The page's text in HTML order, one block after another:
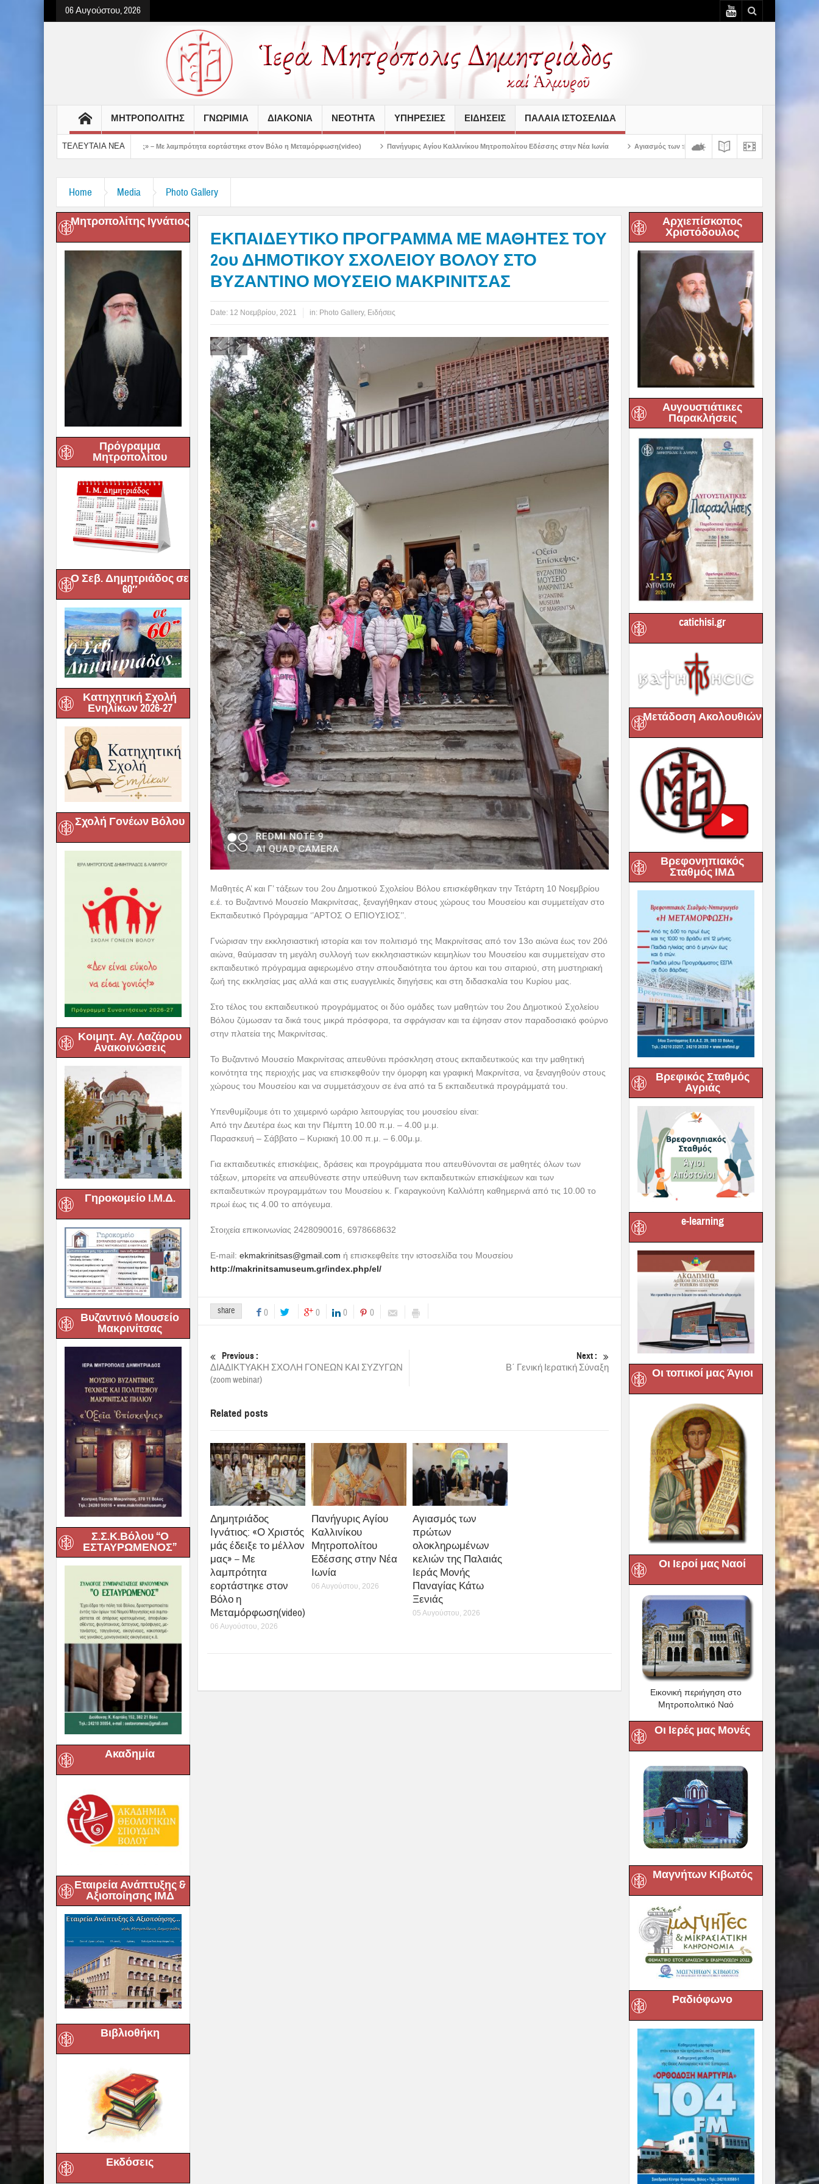
06 Αυγούστου, 2026
ΜΗΤΡΟΠΟΛΙΤΗΣ ΓΝΩΡΙΜΙΑ ΔΙΑΚΟΝΙΑ ΝΕΟΤΗΤΑ ΥΠΗΡΕΣΙΕΣ ΕΙΔΗΣΕΙΣ ΠΑΛΑΙΆ ΙΣΤΟΣΕΛΊΔΑ
ΤΕΛΕΥΤΑΙΑ ΝΕΑ
το μέλλον μας» – Με λαμπρότητα εορτάστηκε στον Βόλο η Μεταμόρφωση(video) Πανήγυρις Αγίου Καλλινίκου Μητροπολίτου Εδέσσης στην Νέα Ιωνία Αγιασμός των πρώτων ολοκληρωμένων κελιών της Παλαιάς Ιεράς Μονής
Home Media Photo Gallery
Μητροπολίτης Ιγνάτιος
Πρόγραμμα
Μητροπολίτου
Ο Σεβ. Δημητριάδος σε
60″
Κατηχητική Σχολή
Ενηλίκων 2026-27
Σχολή Γονέων Βόλου
Κοιμητ. Αγ. Λαζάρου
Ανακοινώσεις
Γηροκομείο Ι.Μ.Δ.
Βυζαντινό Μουσείο
Μακρινίτσας
Σ.Σ.Κ.Βόλου “Ο
ΕΣΤΑΥΡΩΜΕΝΟΣ”
Ακαδημία
Εταιρεία Ανάπτυξης &
Αξιοποίησης ΙΜΔ
Βιβλιοθήκη
Εκδόσεις
ΕΚΠΑΙΔΕΥΤΙΚΟ ΠΡΟΓΡΑΜΜΑ ΜΕ ΜΑΘΗΤΕΣ ΤΟΥ
2ου ΔΗΜΟΤΙΚΟΥ ΣΧΟΛΕΙΟΥ ΒΟΛΟΥ ΣΤΟ
ΒΥΖΑΝΤΙΝΟ ΜΟΥΣΕΙΟ ΜΑΚΡΙΝΙΤΣΑΣ
Date: 12 Νοεμβρίου, 2021 in: Photo Gallery, Ειδήσεις
Μαθητές Α’ και Γ’ τάξεων του 2ου Δημοτικού Σχολείου Βόλου επισκέφθηκαν την Τετάρτη 10 Νοεμβρίου
ε.έ. το Βυζαντινό Μουσείο Μακρινίτσας, ξεναγήθηκαν στους χώρους του Μουσείου και συμμετείχαν στο
Εκπαιδευτικό Πρόγραμμα ‘’ΑΡΤΟΣ Ο ΕΠΙΟΥΣΙΟΣ’’.
Γνώρισαν την εκκλησιαστική ιστορία και τον πολιτισμό της Μακρινίτσας από τον 13ο αιώνα έως τον 20ό
αιώνα, θαύμασαν τη μεγάλη συλλογή των εκκλησιαστικών κειμηλίων του Μουσείου και συμμετείχαν στο
εκπαιδευτικό πρόγραμμα αφιερωμένο στην σπουδαιότητα του άρτου και του σιταριού, στη μυστηριακή
ζωή της εκκλησίας μας αλλά και στις ευαγγελικές διηγήσεις και στη διδασκαλία του Κυρίου μας.
Στο τέλος του εκπαιδευτικού προγράμματος οι δύο ομάδες των μαθητών του 2ου Δημοτικού Σχολείου
Βόλου ζύμωσαν τα δικά τους μικρά πρόσφορα, τα σφράγισαν και τα έψησαν στον παραδοσιακό φούρνο
στην πλατεία της Μακρινίτσας.
Το Βυζαντινό Μουσείο Μακρινίτσας απευθύνει πρόσκληση στους εκπαιδευτικούς και την μαθητική
κοινότητα της περιοχής μας να επισκεφθούν την όμορφη και γραφική Μακρινίτσα, να ξεναγηθούν στους
χώρους του Μουσείου και να συμμετάσχουν σε ένα από τα 5 εκπαιδευτικά προγράμματά του.
Υπενθυμίζουμε ότι το χειμερινό ωράριο λειτουργίας του μουσείου είναι:
Από την Δευτέρα έως και την Πέμπτη 10.00 π.μ. – 4.00 μ.μ.
Παρασκευή – Σάββατο – Κυριακή 10.00 π.μ. – 6.00μ.μ.
Για εκπαιδευτικές επισκέψεις, δράσεις και προγράμματα που απευθύνονται σε μαθητές όλων των
τάξεων, μπορείτε να απευθύνεστε στην υπεύθυνη των εκπαιδευτικών επισκέψεων και των
εκπαιδευτικών προγραμμάτων του Μουσείου κ. Γκαραγκούνη Καλλιόπη καθημερινά από τις 10.00 το
πρωί έως τις 4.00 το απόγευμα.
Στοιχεία επικοινωνίας 2428090016, 6978668632
E-mail: ekmakrinitsas@gmail.com ή επισκεφθείτε την ιστοσελίδα του Μουσείου
http://makrinitsamuseum.gr/index.php/el/
share 0 0 0 0
Previous :
ΔΙΑΔΙΚΤΥΑΚΗ ΣΧΟΛΗ ΓΟΝΕΩΝ ΚΑΙ ΣΥΖΥΓΩΝ
(zoom webinar)
Next :
Β΄ Γενική Ιερατική Σύναξη
Related posts
Δημητριάδος
Ιγνάτιος: «Ο Χριστός
μάς έδειξε το μέλλον
μας» – Με
λαμπρότητα
εορτάστηκε στον
Βόλο η
Μεταμόρφωση(video)
06 Αυγούστου, 2026
Πανήγυρις Αγίου
Καλλινίκου
Μητροπολίτου
Εδέσσης στην Νέα
Ιωνία
06 Αυγούστου, 2026
Αγιασμός των
πρώτων
ολοκληρωμένων
κελιών της Παλαιάς
Ιεράς Μονής
Παναγίας Κάτω
Ξενιάς
05 Αυγούστου, 2026
Αρχιεπίσκοπος
Χριστόδουλος
Αυγουστιάτικες
Παρακλήσεις
catichisi.gr
Μετάδοση Ακολουθιών
Βρεφονηπιακός
Σταθμός ΙΜΔ
Βρεφικός Σταθμός
Αγριάς
e-learning
Οι τοπικοί μας Άγιοι
Οι Ιεροί μας Ναοί
Εικονική περιήγηση στο
Μητροπολιτικό Ναό
Οι Ιερές μας Μονές
Μαγνήτων Κιβωτός
Ραδιόφωνο